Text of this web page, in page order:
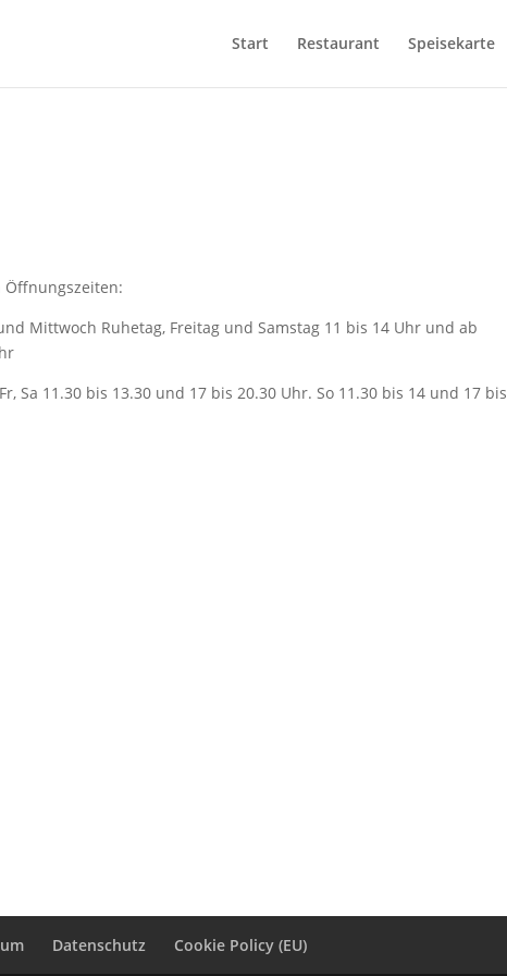
Start Restaurant Speisekarte
Öffnungszeiten:
Mittwoch Ruhetag, Freitag und Samstag 11 bis 14 Uhr und ab
Sa 11.30 bis 13.30 und 17 bis 20.30 Uhr. So 11.30 bis 14 und 17 bis
Datenschutz Cookie Policy (EU)